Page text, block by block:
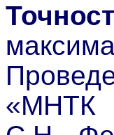
«МНТК